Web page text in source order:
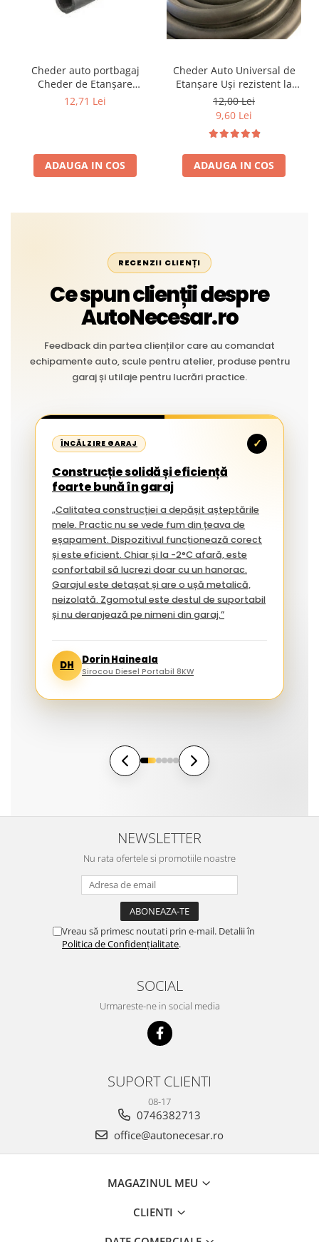
Cheder auto portbagaj
Cheder de Etanșare
Profesional din Cauciuc -
Liniar
12,71 Lei
ADAUGA IN COS
Cheder Auto Universal de
Etanșare Uși rezistent la
intemperii, raze UV,
îmbătrânire și temperaturi
extreme
12,00 Lei
9,60 Lei
ADAUGA IN COS
RECENZII CLIENȚI
Ce spun clienții despre
AutoNecesar.ro
Feedback din partea clienților care au comandat
echipamente auto, scule pentru atelier, produse pentru
garaj și utilaje pentru lucrări practice.
ÎNCĂLZIRE GARAJ ✓
Construcție solidă și eficiență
foarte bună în garaj
„Calitatea construcției a depășit așteptările
mele. Practic nu se vede fum din țeava de
eșapament. Dispozitivul funcționează corect
și este eficient. Chiar și la -2°C afară, este
confortabil să lucrezi doar cu un hanorac.
Garajul este detașat și are o ușă metalică,
neizolată. Zgomotul este destul de suportabil
și nu deranjează pe nimeni din garaj.”
DH Dorin Haineala
Sirocou Diesel Portabil 8KW
NEWSLETTER
Nu rata ofertele si promotiile noastre
Vreau să primesc noutati prin e-mail. Detalii în
Politica de Confidențialitate.
SOCIAL
Urmareste-ne in social media
SUPORT CLIENTI
08-17
0746382713
office@autonecesar.ro
MAGAZINUL MEU
CLIENTI